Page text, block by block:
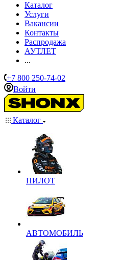
Каталог
Услуги
Вакансии
Контакты
Распродажа
АУТЛЕТ
...
+7 800 250-74-02
Войти
Каталог
ПИЛОТ
АВТОМОБИЛЬ